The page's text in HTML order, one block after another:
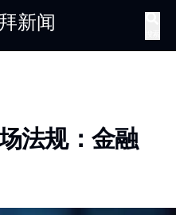
新闻
法规：金融